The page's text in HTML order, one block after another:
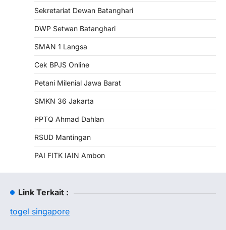
Sekretariat Dewan Batanghari
DWP Setwan Batanghari
SMAN 1 Langsa
Cek BPJS Online
Petani Milenial Jawa Barat
SMKN 36 Jakarta
PPTQ Ahmad Dahlan
RSUD Mantingan
PAI FITK IAIN Ambon
Link Terkait :
togel singapore